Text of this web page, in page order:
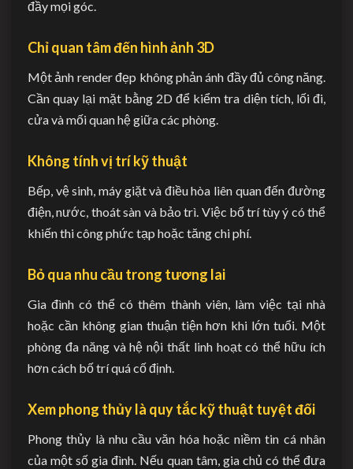
đầy mọi góc.
Chỉ quan tâm đến hình ảnh 3D
Một ảnh render đẹp không phản ánh đầy đủ công năng.
Cần quay lại mặt bằng 2D để kiểm tra diện tích, lối đi,
cửa và mối quan hệ giữa các phòng.
Không tính vị trí kỹ thuật
Bếp, vệ sinh, máy giặt và điều hòa liên quan đến đường
điện, nước, thoát sàn và bảo trì. Việc bố trí tùy ý có thể
khiến thi công phức tạp hoặc tăng chi phí.
Bỏ qua nhu cầu trong tương lai
Gia đình có thể có thêm thành viên, làm việc tại nhà
hoặc cần không gian thuận tiện hơn khi lớn tuổi. Một
phòng đa năng và hệ nội thất linh hoạt có thể hữu ích
hơn cách bố trí quá cố định.
Xem phong thủy là quy tắc kỹ thuật tuyệt đối
Phong thủy là nhu cầu văn hóa hoặc niềm tin cá nhân
của một số gia đình. Nếu quan tâm, gia chủ có thể đưa